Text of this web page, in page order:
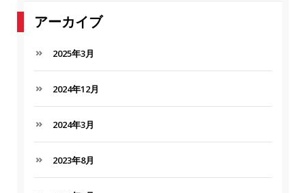
アーカイブ
2025年3月
2024年12月
2024年3月
2023年8月